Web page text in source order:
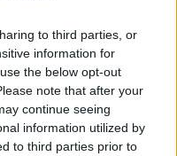
to third parties, or
information for
the below opt-out
note that after your
continue seeing
information utilized by
to third parties prior to